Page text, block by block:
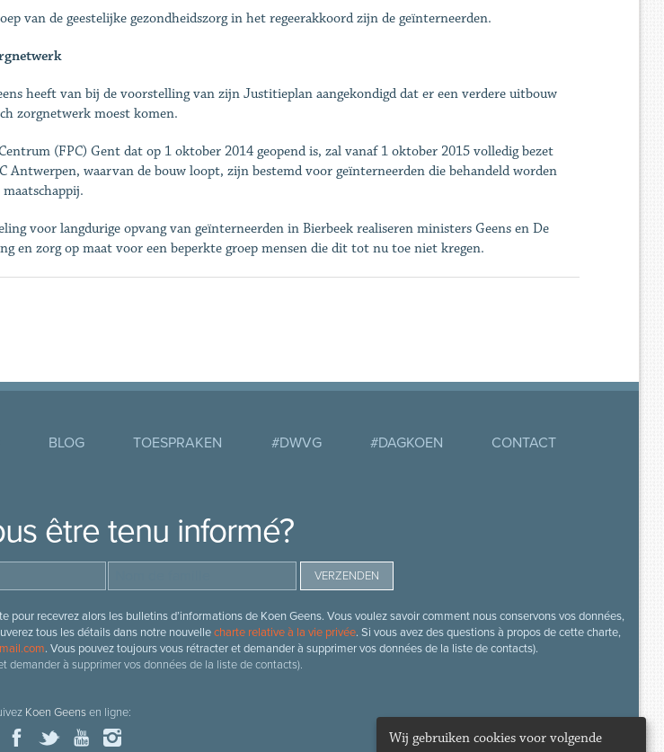
van de geestelijke gezondheidszorg in het regeerakkoord zijn de geïnterneerden.
heeft van bij de voorstelling van zijn Justitieplan aangekondigd dat er een verdere uitbouw
zorgnetwerk moest komen.
(FPC) Gent dat op 1 oktober 2014 geopend is, zal vanaf 1 oktober 2015 volledig bezet
Antwerpen, waarvan de bouw loopt, zijn bestemd voor geïnterneerden die behandeld worden
voor langdurige opvang van geïnterneerden in Bierbeek realiseren ministers Geens en De
en zorg op maat voor een beperkte groep mensen die dit tot nu toe niet kregen.
BLOG TOESPRAKEN #DWVG #DAGKOEN CONTACT
être tenu informé?
recevrez alors les bulletins d’informations de Koen Geens. Vous voulez savoir comment nous conservons vos données,
tous les détails dans notre nouvellecharte relative à la vie privée. Si vous avez des questions à propos de cette charte,
. Vous pouvez toujours vous rétracter et demander à supprimer vos données de la liste de contacts).
demander à supprimer vos données de la liste de contacts).
Koen Geensen ligne:
Wij gebruiken cookies voor volgende